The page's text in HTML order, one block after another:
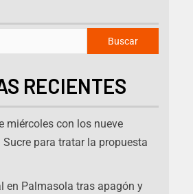
Buscar
RECIENTES
miércoles con los nueve
para tratar la propuesta
en Palmasola tras apagón y